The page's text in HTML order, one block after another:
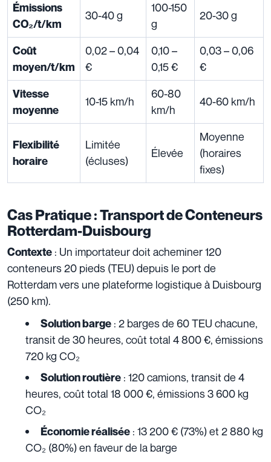
Émissions
CO₂/t/km
30-40 g
100-150
g
20-30 g
Coût
moyen/t/km
0,02 – 0,04
€
0,10 –
0,15 €
0,03 – 0,06
€
Vitesse
moyenne
10-15 km/h
60-80
km/h
40-60 km/h
Flexibilité
horaire
Limitée
(écluses)
Élevée
Moyenne
(horaires
fixes)
Cas Pratique : Transport de Conteneurs
Rotterdam-Duisbourg
Contexte : Un importateur doit acheminer 120
conteneurs 20 pieds (TEU) depuis le port de
Rotterdam vers une plateforme logistique à Duisbourg
(250 km).
Solution barge : 2 barges de 60 TEU chacune,
transit de 30 heures, coût total 4 800 €, émissions
720 kg CO₂
Solution routière : 120 camions, transit de 4
heures, coût total 18 000 €, émissions 3 600 kg
CO₂
Économie réalisée : 13 200 € (73%) et 2 880 kg
CO₂ (80%) en faveur de la barge